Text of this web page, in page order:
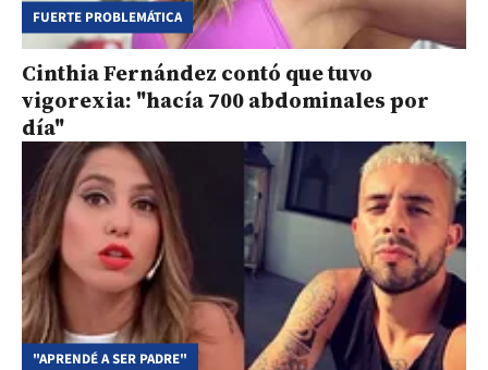
FUERTE PROBLEMÁTICA
Cinthia Fernández contó que tuvo
vigorexia: "hacía 700 abdominales por
día"
"APRENDÉ A SER PADRE"